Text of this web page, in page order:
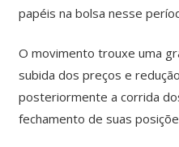
papéis na bolsa nesse
O movimento trouxe uma
subida dos preços e
posteriormente a corrida
fechamento de suas